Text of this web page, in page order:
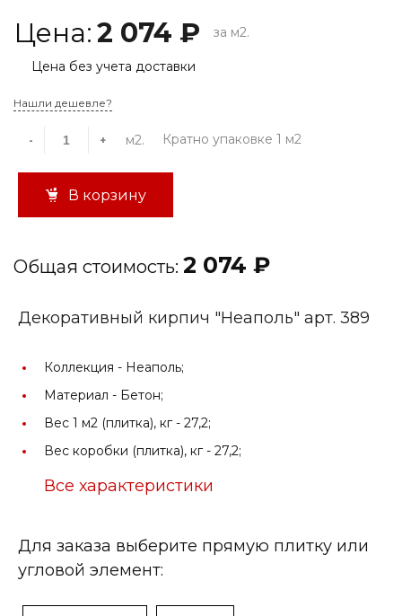
Цена:2 074 ₽ за м2.
Цена без учета доставки
Общая стоимость: 2 074 ₽
Нашли дешевле?
- + м2. Кратно упаковке 1 м2
В корзину
Декоративный кирпич "Неаполь" арт. 389
Коллекция - Неаполь;
Материал - Бетон;
Вес 1 м2 (плитка), кг - 27,2;
Вес коробки (плитка), кг - 27,2;
Все характеристики
Для заказа выберите прямую плитку или
угловой элемент: